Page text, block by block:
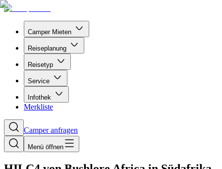
Camper Mieten
Reiseplanung
Reisetyp
Service
Infothek
Merkliste
Camper anfragen
Menü öffnen